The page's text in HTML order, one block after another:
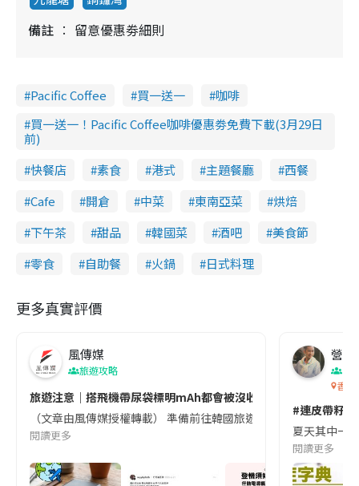
備註 留意優惠劵細則
Pacific Coffee 買一送一
咖啡
買一送一！Pacific Coffee咖啡優惠劵免費下載(3月29日
前)
快餐店
素食 港式 主題餐廳
西餐
Cafe
開倉 中菜 東南亞菜
烘焙
下午茶
甜品 韓國菜 酒吧
美食節
零食
自助餐 火鍋 日式料理
更多真實評價
風傳媒
旅遊攻略
旅遊注意｜搭飛機帶尿袋標明mAh都會被沒收😱出發前切記檢查
（文章由風傳媒授權轉載） 準備前往韓國旅遊的民眾，近期要
閱讀更多
營養
香港
#連皮帶籽
夏天其中一
閱讀更多